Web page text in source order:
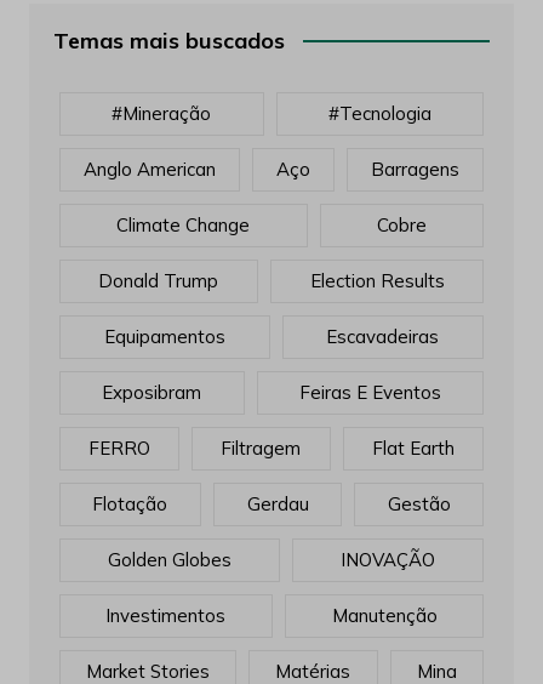
Temas mais buscados
#mineração #tecnologia
Anglo American Aço Barragens
Climate Change Cobre
Donald Trump Election Results
Equipamentos Escavadeiras
Exposibram Feiras E Eventos
FERRO Filtragem Flat Earth
Flotação Gerdau Gestão
Golden Globes INOVAÇÃO
Investimentos Manutenção
Market Stories Matérias Mina